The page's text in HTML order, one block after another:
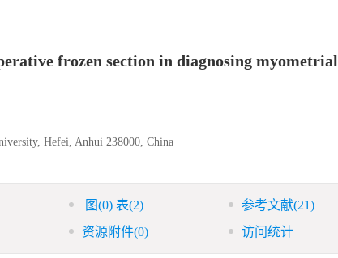
frozen section in diagnosing myometrial
Hefei, Anhui 238000, China
图(0)表(2) 参考文献(21)
资源附件(0) 访问统计